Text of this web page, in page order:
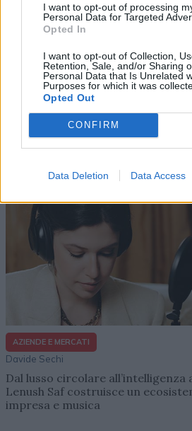
I want to opt-out of processing
Personal Data for Targeted
Opted In
I want to opt-out of Collection,
Retention, Sale, and/or Sharing
Personal Data that Is Unrelated
Purposes for which it was
Opted Out
CONFIRM
Data Deletion Data Access
Altri articoli che
AZIENDE E MERCATI
Davide Sechi
Dal lusso circolare
Lenush Saf costruisce un
impresa e musica